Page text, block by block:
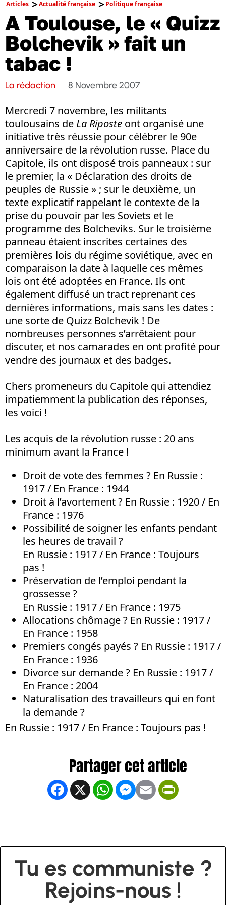
Articles Actualité française Politique française
A Toulouse, le « Quizz
Bolchevik » fait un
tabac !
La rédaction 8 Novembre 2007
Mercredi 7 novembre, les militants
toulousains de La Riposte ont organisé une
initiative très réussie pour célébrer le 90e
anniversaire de la révolution russe. Place du
Capitole, ils ont disposé trois panneaux : sur
le premier, la « Déclaration des droits de
peuples de Russie » ; sur le deuxième, un
texte explicatif rappelant le contexte de la
prise du pouvoir par les Soviets et le
programme des Bolcheviks. Sur le troisième
panneau étaient inscrites certaines des
premières lois du régime soviétique, avec en
comparaison la date à laquelle ces mêmes
lois ont été adoptées en France. Ils ont
également diffusé un tract reprenant ces
dernières informations, mais sans les dates :
une sorte de Quizz Bolchevik ! De
nombreuses personnes s’arrêtaient pour
discuter, et nos camarades en ont profité pour
vendre des journaux et des badges.
Chers promeneurs du Capitole qui attendiez
impatiemment la publication des réponses,
les voici !
Les acquis de la révolution russe : 20 ans
minimum avant la France !
Droit de vote des femmes ? En Russie :
1917 / En France : 1944
Droit à l’avortement ? En Russie : 1920 / En
France : 1976
Possibilité de soigner les enfants pendant
les heures de travail ?
En Russie : 1917 / En France : Toujours
pas !
Préservation de l’emploi pendant la
grossesse ?
En Russie : 1917 / En France : 1975
Allocations chômage ? En Russie : 1917 /
En France : 1958
Premiers congés payés ? En Russie : 1917 /
En France : 1936
Divorce sur demande ? En Russie : 1917 /
En France : 2004
Naturalisation des travailleurs qui en font
la demande ?
En Russie : 1917 / En France : Toujours pas !
Facebook
X WhatsApp
Messenger
Email
Tu es communiste ?
Rejoins-nous !